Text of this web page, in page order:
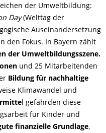
der Umweltbildung:
Day(Welttag der
Auseinandersetzung
den Fokus. In Bayern zählt
der Umweltbildungsszene.
und 25 Mitarbeitenden
Bildung für nachhaltige
Klimawandel und
l gefährden diese
für Kinder und
finanzielle Grundlage,